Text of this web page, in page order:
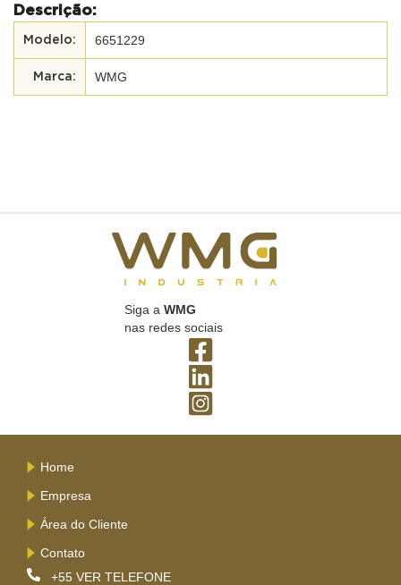
Descrição:
6651229
WMG
Siga a WMG
nas redes sociais
Home
Empresa
Área do Cliente
Contato
+55 VER TELEFONE